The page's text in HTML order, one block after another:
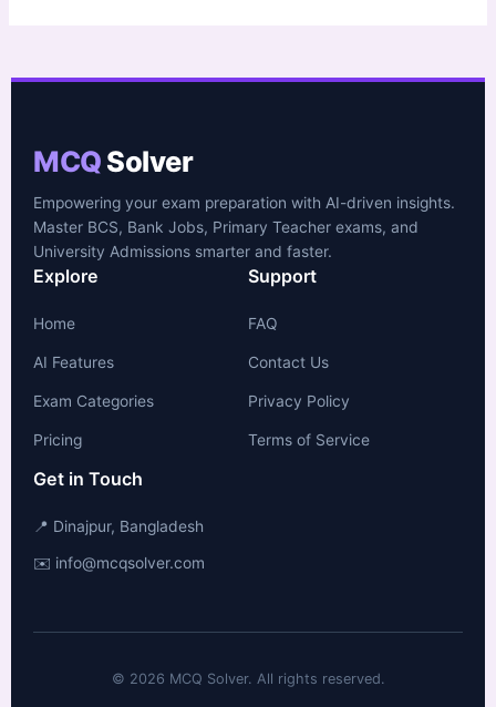
MCQSolver
Empowering your exam preparation with AI-driven insights.
Master BCS, Bank Jobs, Primary Teacher exams, and
University Admissions smarter and faster.
Explore
Home
AI Features
Exam Categories
Pricing
Support
FAQ
Contact Us
Privacy Policy
Terms of Service
Get in Touch
📍 Dinajpur, Bangladesh
✉️ info@mcqsolver.com
© 2026 MCQ Solver. All rights reserved.